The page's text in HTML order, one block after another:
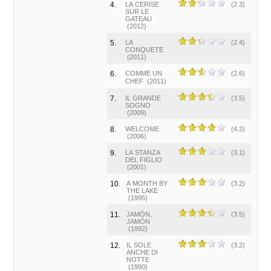
4.
LA CERISE
SUR LE
GATEAU
(2012)
(2.3)
5.
LA
CONQUETE
(2011)
(2.4)
6.
COMME UN
CHEF (2011)
(2.6)
7.
IL GRANDE
SOGNO
(2009)
(3.5)
8.
WELCOME
(2006)
(4.2)
9.
LA STANZA
DEL FIGLIO
(2001)
(3.1)
10.
A MONTH BY
THE LAKE
(1995)
(3.2)
11.
JAMÓN,
JAMÓN
(1992)
(3.5)
12.
IL SOLE
ANCHE DI
NOTTE
(1990)
(3.2)